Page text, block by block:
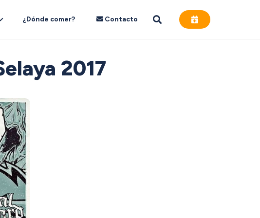
¿Dónde comer? Contacto
2017